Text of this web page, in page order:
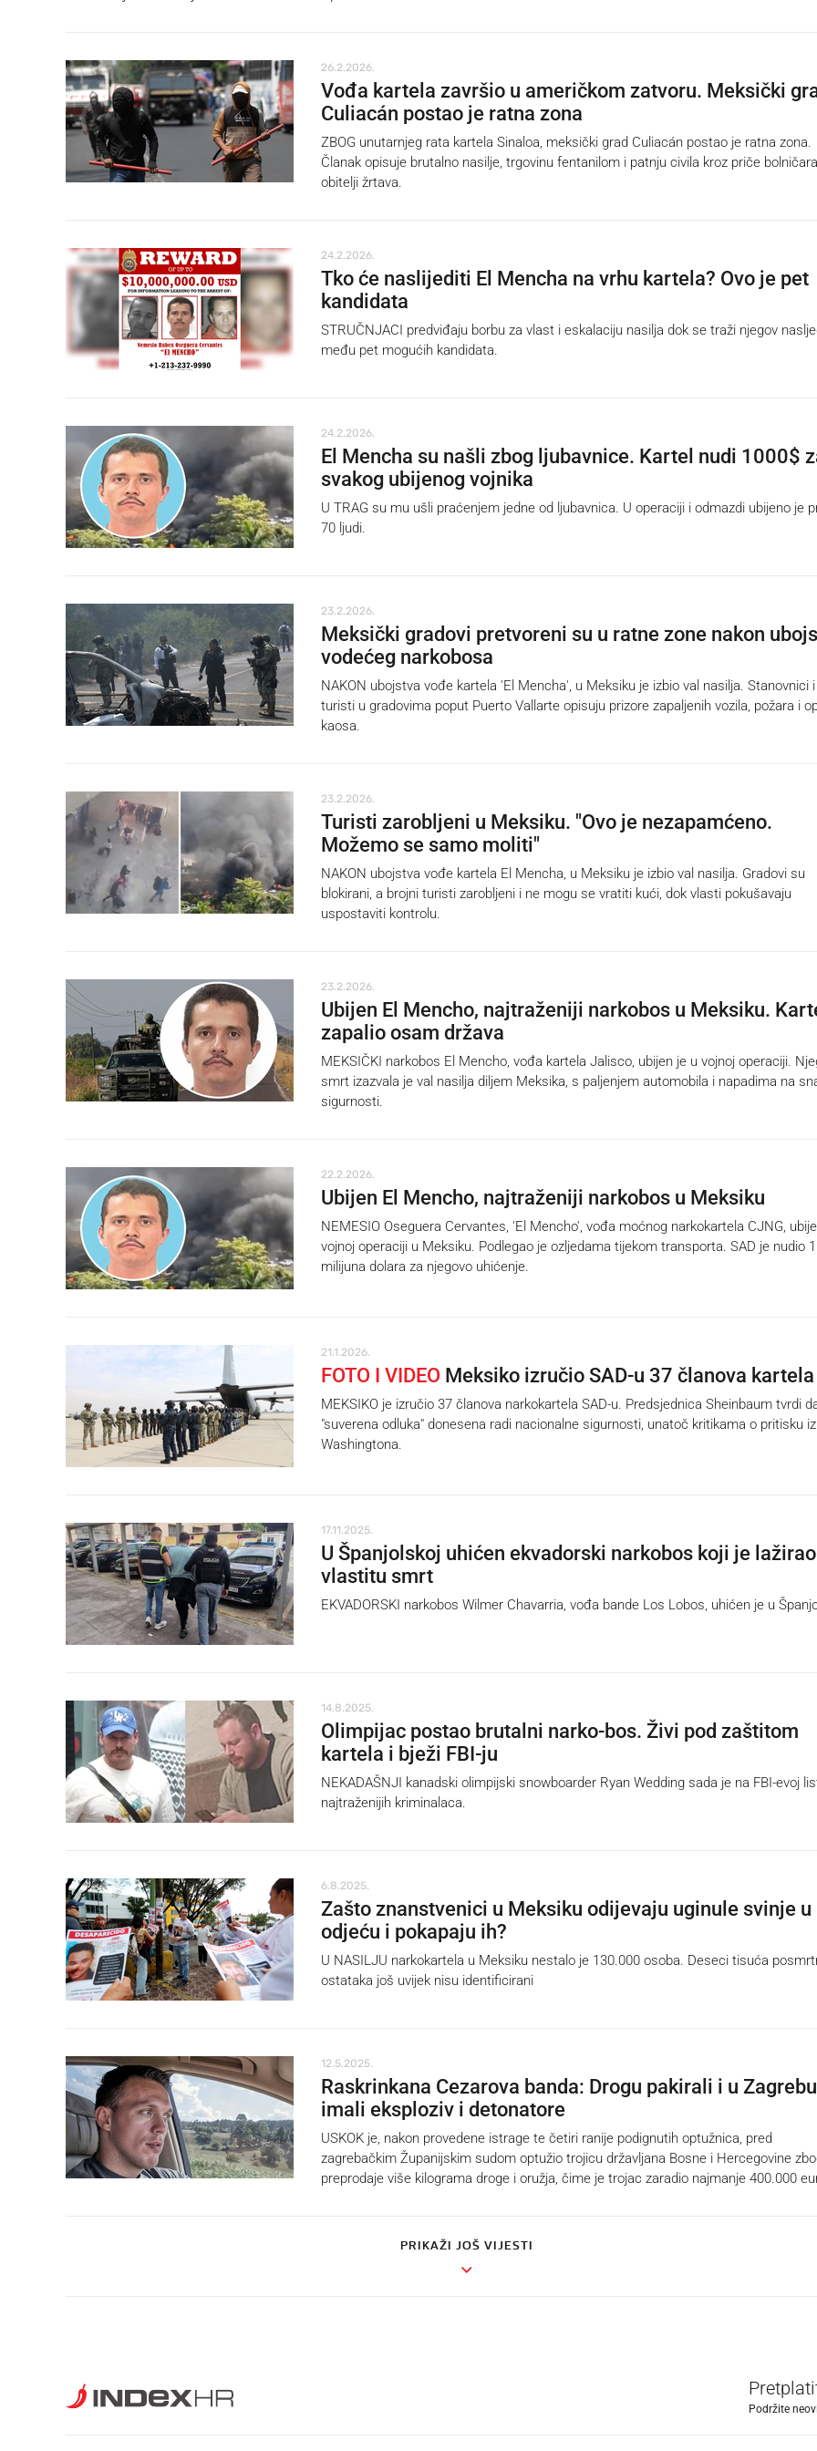
26.2.2026.
Vođa kartela završio u američkom zatvoru. Meksički
Culiacán postao je ratna zona
ZBOG unutarnjeg rata kartela Sinaloa, meksički grad Culiacán postao je ratna zona.
Članak opisuje brutalno nasilje, trgovinu fentanilom i patnju civila kroz priče
obitelji žrtava.
24.2.2026.
Tko će naslijediti El Mencha na vrhu kartela? Ovo je pet
kandidata
STRUČNJACI predviđaju borbu za vlast i eskalaciju nasilja dok se traži njegov
među pet mogućih kandidata.
24.2.2026.
El Mencha su našli zbog ljubavnice. Kartel nudi 1000$
svakog ubijenog vojnika
U TRAG su mu ušli praćenjem jedne od ljubavnica. U operaciji i odmazdi ubijeno je
70 ljudi.
23.2.2026.
Meksički gradovi pretvoreni su u ratne zone nakon
vodećeg narkobosa
NAKON ubojstva vođe kartela 'El Mencha', u Meksiku je izbio val nasilja. Stanovnici i
turisti u gradovima poput Puerto Vallarte opisuju prizore zapaljenih vozila, požara i
kaosa.
23.2.2026.
Turisti zarobljeni u Meksiku. "Ovo je nezapamćeno.
Možemo se samo moliti"
NAKON ubojstva vođe kartela El Mencha, u Meksiku je izbio val nasilja. Gradovi su
blokirani, a brojni turisti zarobljeni i ne mogu se vratiti kući, dok vlasti pokušavaju
uspostaviti kontrolu.
23.2.2026.
Ubijen El Mencho, najtraženiji narkobos u Meksiku.
zapalio osam država
MEKSIČKI narkobos El Mencho, vođa kartela Jalisco, ubijen je u vojnoj operaciji.
smrt izazvala je val nasilja diljem Meksika, s paljenjem automobila i napadima na
sigurnosti.
22.2.2026.
Ubijen El Mencho, najtraženiji narkobos u Meksiku
NEMESIO Oseguera Cervantes, 'El Mencho', vođa moćnog narkokartela CJNG,
vojnoj operaciji u Meksiku. Podlegao je ozljedama tijekom transporta. SAD je nudio
milijuna dolara za njegovo uhićenje.
21.1.2026.
FOTO I VIDEO Meksiko izručio SAD-u 37 članova kartela
MEKSIKO je izručio 37 članova narkokartela SAD-u. Predsjednica Sheinbaum tvrdi
"suverena odluka" donesena radi nacionalne sigurnosti, unatoč kritikama o pritisku iz
Washingtona.
17.11.2025.
U Španjolskoj uhićen ekvadorski narkobos koji je lažirao
vlastitu smrt
EKVADORSKI narkobos Wilmer Chavarria, vođa bande Los Lobos, uhićen je u
14.8.2025.
Olimpijac postao brutalni narko-bos. Živi pod zaštitom
kartela i bježi FBI-ju
NEKADAŠNJI kanadski olimpijski snowboarder Ryan Wedding sada je na FBI-evoj
najtraženijih kriminalaca.
6.8.2025.
Zašto znanstvenici u Meksiku odijevaju uginule svinje u
odjeću i pokapaju ih?
U NASILJU narkokartela u Meksiku nestalo je 130.000 osoba. Deseci tisuća
ostataka još uvijek nisu identificirani
12.5.2025.
Raskrinkana Cezarova banda: Drogu pakirali i u
imali eksploziv i detonatore
USKOK je, nakon provedene istrage te četiri ranije podignutih optužnica, pred
zagrebačkim Županijskim sudom optužio trojicu državljana Bosne i Hercegovine
preprodaje više kilograma droge i oružja, čime je trojac zaradio najmanje 400.000
PRIKAŽI JOŠ VIJESTI
Podržite